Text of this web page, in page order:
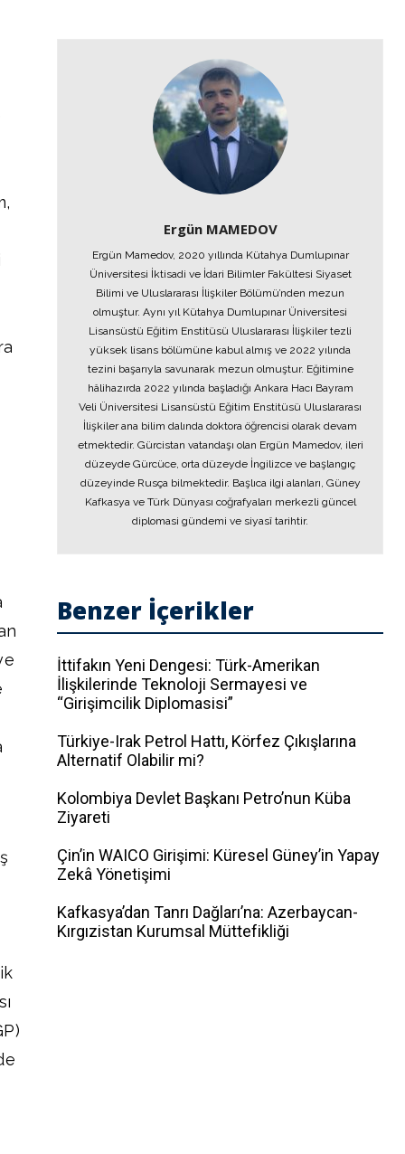
Ergün MAMEDOV
Ergün Mamedov, 2020 yıllında Kütahya Dumlupınar
Üniversitesi İktisadi ve İdari Bilimler Fakültesi Siyaset
Bilimi ve Uluslararası İlişkiler Bölümü’nden mezun
olmuştur. Aynı yıl Kütahya Dumlupınar Üniversitesi
Lisansüstü Eğitim Enstitüsü Uluslararası İlişkiler tezli
yüksek lisans bölümüne kabul almış ve 2022 yılında
tezini başarıyla savunarak mezun olmuştur. Eğitimine
hâlihazırda 2022 yılında başladığı Ankara Hacı Bayram
Veli Üniversitesi Lisansüstü Eğitim Enstitüsü Uluslararası
İlişkiler ana bilim dalında doktora öğrencisi olarak devam
etmektedir. Gürcistan vatandaşı olan Ergün Mamedov, ileri
düzeyde Gürcüce, orta düzeyde İngilizce ve başlangıç
düzeyinde Rusça bilmektedir. Başlıca ilgi alanları, Güney
Kafkasya ve Türk Dünyası coğrafyaları merkezli güncel
diplomasi gündemi ve siyasî tarihtir.
Benzer İçerikler
İttifakın Yeni Dengesi: Türk-Amerikan
İlişkilerinde Teknoloji Sermayesi ve
“Girişimcilik Diplomasisi”
Türkiye-Irak Petrol Hattı, Körfez Çıkışlarına
Alternatif Olabilir mi?
Kolombiya Devlet Başkanı Petro’nun Küba
Ziyareti
Çin’in WAICO Girişimi: Küresel Güney’in Yapay
Zekâ Yönetişimi
Kafkasya’dan Tanrı Dağları’na: Azerbaycan-
Kırgızistan Kurumsal Müttefikliği